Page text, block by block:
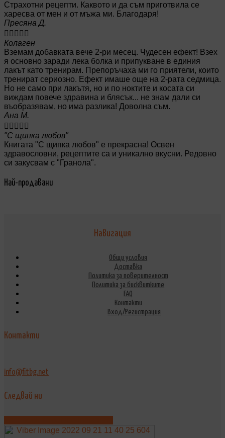
Страхотни рецепти. Каквото и да съм приготвила се
харесва от мен и от мъжа ми. Благодаря!
Пресяна Д.
    
Колаген
Вземам добавката вече 2-ри месец. Чудесен ефект! Взех
я основно заради лека болка и припукване в единия
лакът като тренирам. Препоръчаха ми го приятели, които
тренират сериозно. Ефект имаше още на 2-рата седмица.
Но не само при лакътя, но и по ноктите и косата си
виждам повече здравина и блясък... не знам дали си
въобразявам, но има разлика! Доволна съм.
Ана М.
    
"С щипка любов"
Книгата "С щипка любов" е прекрасна! Освен
здравословни, рецептите са и уникално вкусни. Редовно
си закусвам с "Гранола".
Най-продавани
Навигация
Общи условия
Доставка
Политика за поверителност
Политика за бисквитките
FAQ
Контакти
Вход/Регистрация
Контакти
info@fitbg.net
Следвай ни